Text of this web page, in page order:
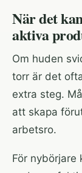
När det
aktiva
Om huden
torr är det
extra steg.
att skapa
arbetsro.
För nybörjare